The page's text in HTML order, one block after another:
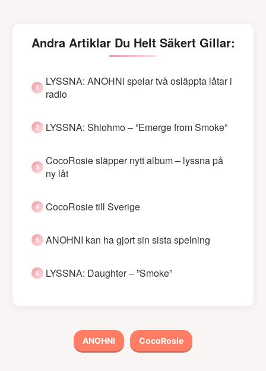
Andra Artiklar Du Helt Säkert Gillar:
LYSSNA: ANOHNI spelar två osläppta låtar i
radio
LYSSNA: Shlohmo – ”Emerge from Smoke”
CocoRosie släpper nytt album – lyssna på
ny låt
CocoRosie till Sverige
ANOHNI kan ha gjort sin sista spelning
LYSSNA: Daughter – ”Smoke”
ANOHNI CocoRosie